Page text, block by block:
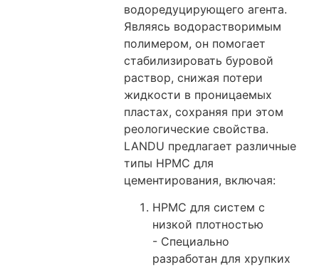
водоредуцирующего агента.
Являясь водорастворимым
полимером, он помогает
стабилизировать буровой
раствор, снижая потери
жидкости в проницаемых
пластах, сохраняя при этом
реологические свойства.
LANDU предлагает различные
типы HPMC для
цементирования, включая:
HPMC для систем с
низкой плотностью
- Специально
разработан для хрупких